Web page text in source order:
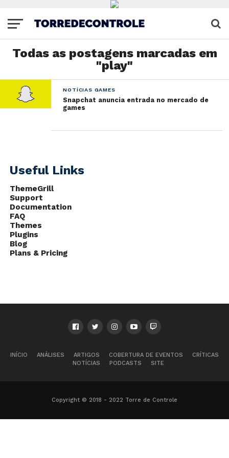
Todas as postagens marcadas em
"play"
NOTÍCIAS GAMES
Snapchat anuncia entrada no mercado de
games
Useful Links
ThemeGrill
Support
Documentation
FAQ
Themes
Plugins
Blog
Plans & Pricing
INÍCIO ANÁLISES ARTIGOS COBERTURA DE EVENTOS
CRÍTICAS
NOTÍCIAS
PODCASTS SITE
Copyright © 2018 - 2022 Torre de Controle